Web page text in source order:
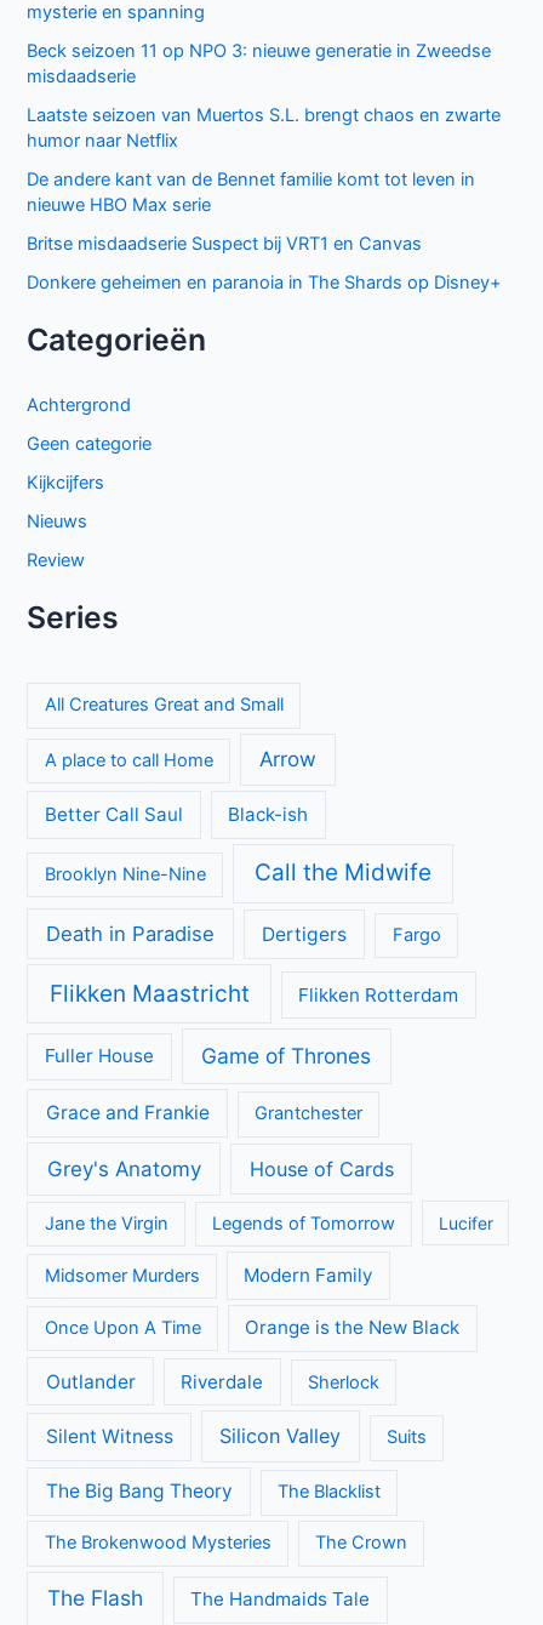
mysterie en spanning
Beck seizoen 11 op NPO 3: nieuwe generatie in Zweedse
misdaadserie
Laatste seizoen van Muertos S.L. brengt chaos en zwarte
humor naar Netflix
De andere kant van de Bennet familie komt tot leven in
nieuwe HBO Max serie
Britse misdaadserie Suspect bij VRT1 en Canvas
Donkere geheimen en paranoia in The Shards op Disney+
Categorieën
Achtergrond
Geen categorie
Kijkcijfers
Nieuws
Review
Series
All Creatures Great and Small
A place to call Home Arrow
Better Call Saul Black-ish
Brooklyn Nine-Nine Call the Midwife
Death in Paradise Dertigers Fargo
Flikken Maastricht Flikken Rotterdam
Fuller House Game of Thrones
Grace and Frankie Grantchester
Grey's Anatomy House of Cards
Jane the Virgin Legends of Tomorrow Lucifer
Midsomer Murders Modern Family
Once Upon A Time Orange is the New Black
Outlander Riverdale Sherlock
Silent Witness Silicon Valley Suits
The Big Bang Theory The Blacklist
The Brokenwood Mysteries The Crown
The Flash The Handmaids Tale